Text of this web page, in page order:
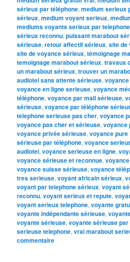
sérieux par téléphone,medium serieux
sérieux,medium voyant serieux,
mediums voyants serieux par telephone
sérieux reconnu,puissant marabout
sérieuse,retour affectif sérieux,site de
site de voyance sérieux,témoignage
temoignage marabout sérieux,travaux
un marabout sérieux,trouver un
audiotel sans attente sérieuse,
voyance en ligne serieuse,voyance
téléphone,voyance par mail sérieuse,
sérieuse,voyance par téléphone
telephone serieuse pas cher,voyance
voyance pas cher et sérieuse,voyance
voyance privée sérieuse,voyance
sérieuse par téléphone,voyance
audiotel,voyance serieuse en ligne,
voyance sérieuse et reconnue,
voyance suisse sérieuse,voyance
tres serieuse,voyant africain sérieux,
voyant par telephone sérieux,voyant
reconnu,voyant serieux et repute,
voyant serieux telephone,voyante
voyante indépendante sérieuse,
voyante sérieuse,voyante sérieuse par
serieuse telephone,vrai marabout
commentaire